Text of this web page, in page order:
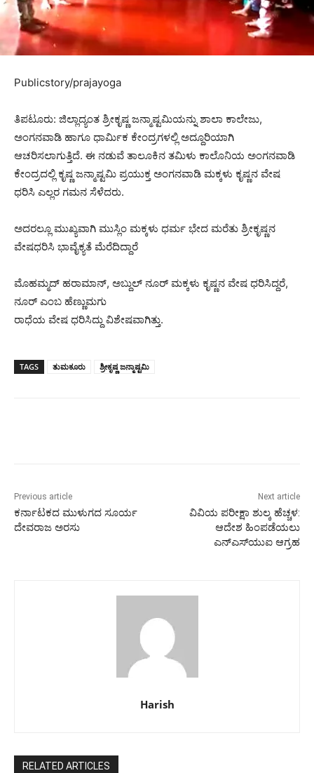
Publicstory/prajayoga
ತಿಪಟೂರು: ಜಿಲ್ಲಾದ್ಯಂತ ಶ್ರೀಕೃಷ್ಣ ಜನ್ಮಾಷ್ಟಮಿಯನ್ನು ಶಾಲಾ ಕಾಲೇಜು,
ಅಂಗನವಾಡಿ ಹಾಗೂ ಧಾರ್ಮಿಕ ಕೇಂದ್ರಗಳಲ್ಲಿ ಅದ್ದೂರಿಯಾಗಿ
ಆಚರಿಸಲಾಗುತ್ತಿದೆ. ಈ ನಡುವೆ ತಾಲೂಕಿನ ತಮಿಳು ಕಾಲೊನಿಯ ಅಂಗನವಾಡಿ
ಕೇಂದ್ರದಲ್ಲಿ ಕೃಷ್ಣ ಜನ್ಮಾಷ್ಟಮಿ ಪ್ರಯುಕ್ತ ಅಂಗನವಾಡಿ ಮಕ್ಕಳು ಕೃಷ್ಣನ ವೇಷ
ಧರಿಸಿ ಎಲ್ಲರ ಗಮನ ಸೆಳೆದರು.
ಅದರಲ್ಲೂ ಮುಖ್ಯವಾಗಿ ಮುಸ್ಲಿಂ ಮಕ್ಕಳು ಧರ್ಮ ಭೇದ ಮರೆತು ಶ್ರೀಕೃಷ್ಣನ
ವೇಷಧರಿಸಿ ಭಾವೈಕ್ಯತೆ ಮೆರೆದಿದ್ದಾರೆ
ಮೊಹಮ್ಮದ್ ಹರಾಮಾನ್, ಅಬ್ದುಲ್ ನೂರ್ ಮಕ್ಕಳು ಕೃಷ್ಣನ ವೇಷ ಧರಿಸಿದ್ದರೆ,
ನೂರ್ ಎಂಬ ಹೆಣ್ಣುಮಗು
ರಾಧೆಯ ವೇಷ ಧರಿಸಿದ್ದು ವಿಶೇಷವಾಗಿತ್ತು.
TAGS ತುಮಕೂರು ಶ್ರೀಕೃಷ್ಣ ಜನ್ಮಾಷ್ಟಮಿ
Previous article
ಕರ್ನಾಟಕದ ಮುಳುಗದ ಸೂರ್ಯ
ದೇವರಾಜ ಅರಸು
Next article
ವಿವಿಯ ಪರೀಕ್ಷಾ ಶುಲ್ಕ ಹೆಚ್ಚಳ:
ಆದೇಶ ಹಿಂಪಡೆಯಲು
ಎನ್‌ಎಸ್‌‌‌ಯುಐ ಆಗ್ರಹ
Harish
RELATED ARTICLES